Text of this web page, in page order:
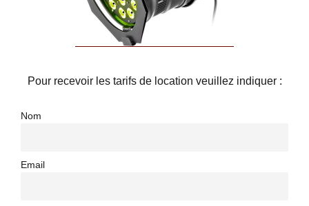
Pour recevoir les tarifs de location veuillez indiquer :
Nom
Email